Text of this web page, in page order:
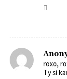
roxo,
Ty si